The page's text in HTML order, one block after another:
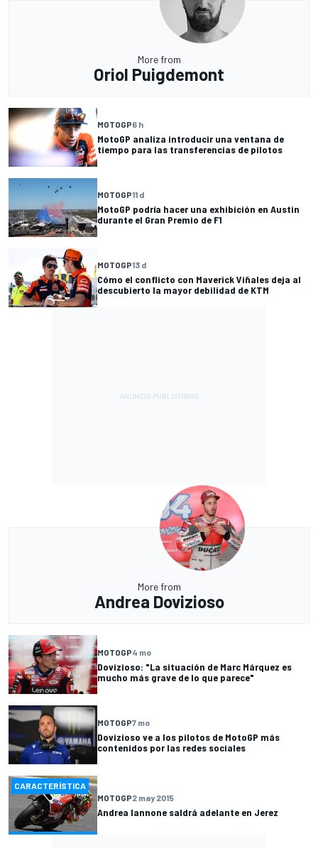
More from
Oriol Puigdemont
MOTOGP6 h
MotoGP analiza introducir una ventana de
tiempo para las transferencias de pilotos
MOTOGP11 d
MotoGP podría hacer una exhibición en Austin
durante el Gran Premio de F1
MOTOGP13 d
Cómo el conflicto con Maverick Viñales deja al
descubierto la mayor debilidad de KTM
More from
Andrea Dovizioso
MOTOGP4 mo
Dovizioso: "La situación de Marc Márquez es
mucho más grave de lo que parece"
MOTOGP7 mo
Dovizioso ve a los pilotos de MotoGP más
contenidos por las redes sociales
CARACTERÍSTICA
MOTOGP2 may 2015
Andrea Iannone saldrá adelante en Jerez